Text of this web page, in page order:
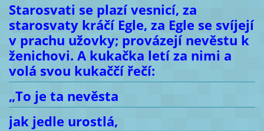
Starosvati se plazí vesnicí, za
starosvaty kráčí Egle, za Egle se svíjejí
v prachu užovky; provázejí nevěstu k
ženichovi. A kukačka letí za nimi a
volá svou kukaččí řečí:
„To je ta nevěsta
jak jedle urostlá,